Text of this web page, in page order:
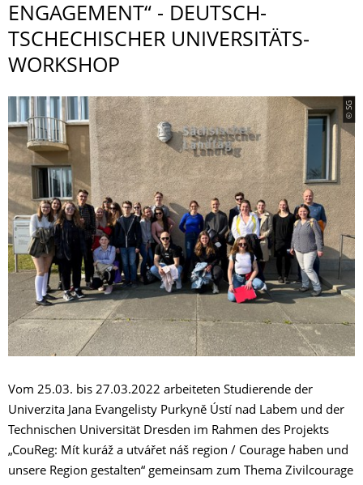
ENGAGEMENT“ - DEUTSCH-
TSCHECHISCHER UNIVERSITÄTS­
WORKSHOP
© SG
Vom 25.03. bis 27.03.2022 arbeiteten Studierende der
Univerzita Jana Evangelisty Purkyně Ústí nad Labem und der
Technischen Universität Dresden im Rahmen des Projekts
„CouReg: Mít kuráž a utvářet náš region / Courage haben und
unsere Region gestalten“ gemeinsam zum Thema Zivilcourage